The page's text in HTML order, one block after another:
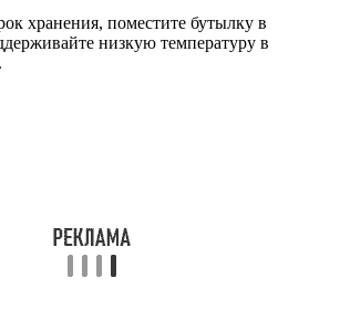
хранения, поместите бутылку в
низкую температуру в